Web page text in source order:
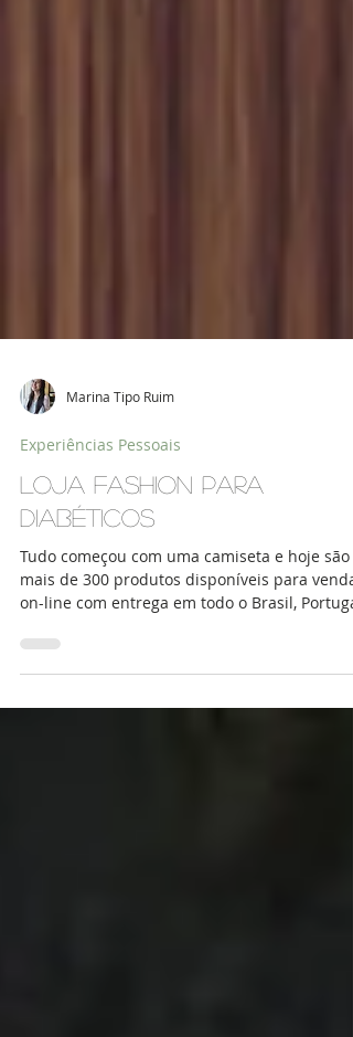
Marina Tipo Ruim
Experiências Pessoais
Diabéticos
Tudo começou com uma camiseta e hoje são
mais de 300 produtos disponíveis para venda
e...